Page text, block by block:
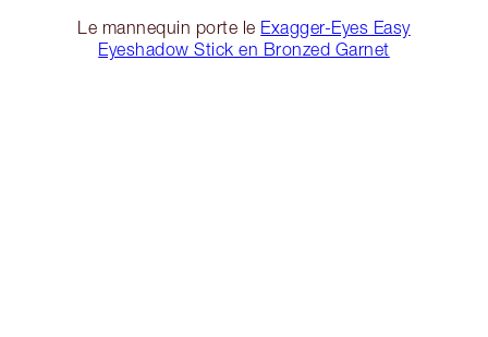
Le mannequin porte le Exagger-Eyes Easy
Eyeshadow Stick en Bronzed Garnet